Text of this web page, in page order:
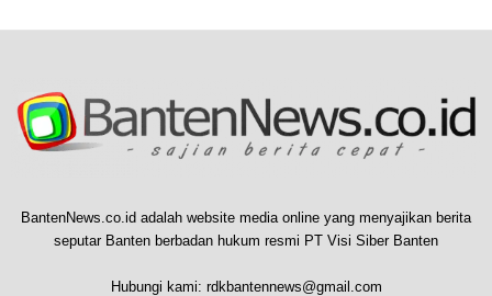
BantenNews.co.id adalah website media online yang menyajikan berita
seputar Banten berbadan hukum resmi PT Visi Siber Banten
Hubungi kami: rdkbantennews@gmail.com